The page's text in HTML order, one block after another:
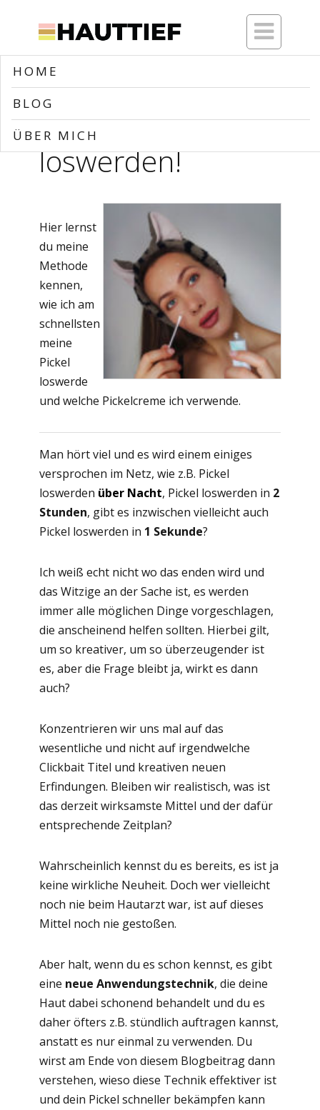

HOME
BLOG
ÜBER MICH
Home
Pickel schnell
loswerden!
Hier lernst
du meine
Methode
kennen,
wie ich am
schnellsten
meine
Pickel
loswerde
und welche Pickelcreme ich verwende.
Man hört viel und es wird einem einiges
versprochen im Netz, wie z.B. Pickel
loswerden über Nacht, Pickel loswerden in 2
Stunden, gibt es inzwischen vielleicht auch
Pickel loswerden in 1 Sekunde?
Ich weiß echt nicht wo das enden wird und
das Witzige an der Sache ist, es werden
immer alle möglichen Dinge vorgeschlagen,
die anscheinend helfen sollten. Hierbei gilt,
um so kreativer, um so überzeugender ist
es, aber die Frage bleibt ja, wirkt es dann
auch?
Konzentrieren wir uns mal auf das
wesentliche und nicht auf irgendwelche
Clickbait Titel und kreativen neuen
Erfindungen. Bleiben wir realistisch, was ist
das derzeit wirksamste Mittel und der dafür
entsprechende Zeitplan?
Wahrscheinlich kennst du es bereits, es ist ja
keine wirkliche Neuheit. Doch wer vielleicht
noch nie beim Hautarzt war, ist auf dieses
Mittel noch nie gestoßen.
Aber halt, wenn du es schon kennst, es gibt
eine neue Anwendungstechnik, die deine
Haut dabei schonend behandelt und du es
daher öfters z.B. stündlich auftragen kannst,
anstatt es nur einmal zu verwenden. Du
wirst am Ende von diesem Blogbeitrag dann
verstehen, wieso diese Technik effektiver ist
und dein Pickel schneller bekämpfen kann